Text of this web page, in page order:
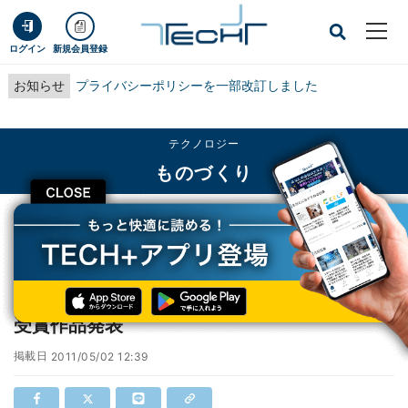
ログイン 新規会員登録
お知らせ プライバシーポリシーを一部改訂しました
CLOSE
テクノロジー
ものづくり
TECH+ テクノロジー
ものづくり
テレビ東京、「世界卓球CMアワード2011」受賞作品発表
テレビ東京、「世界卓球CMアワード2011」
受賞作品発表
掲載日 2011/05/02 12:39